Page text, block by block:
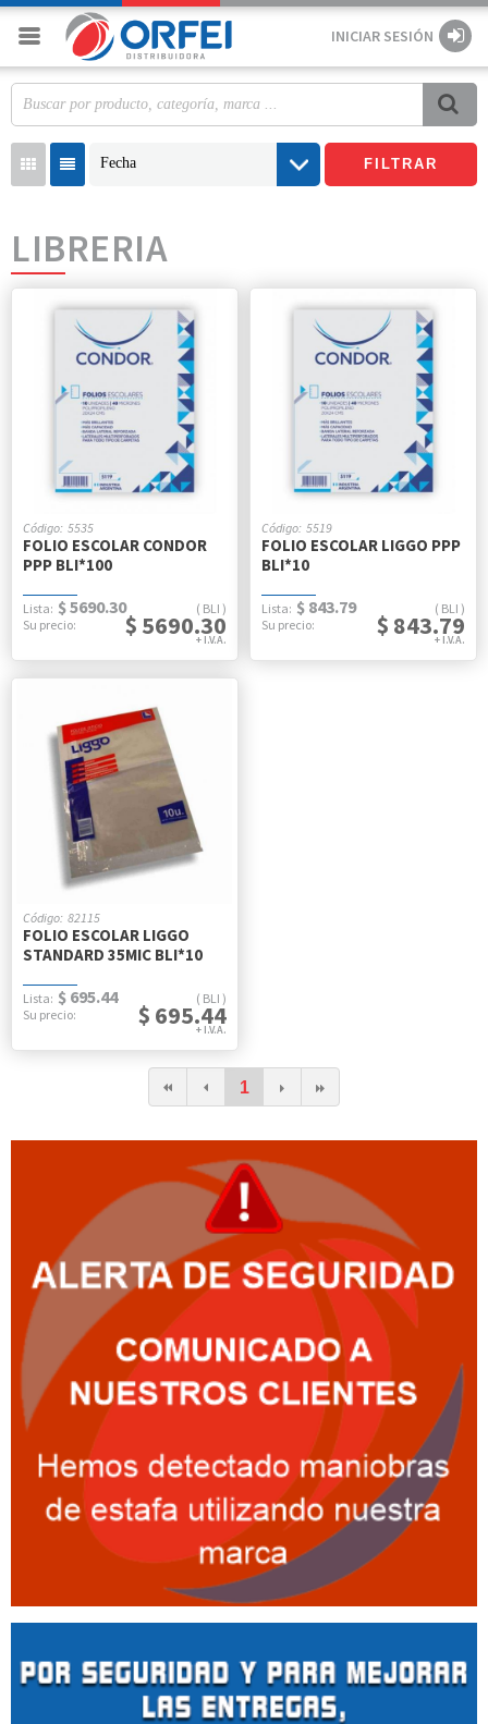
INICIAR SESIÓN
Fecha FILTRAR
LIBRERIA
5535
FOLIO ESCOLAR CONDOR
PPP BLI*100
BLI
$ 5690.30
$ 5690.30
5519
FOLIO ESCOLAR LIGGO PPP
BLI*10
BLI
$ 843.79
$ 843.79
82115
FOLIO ESCOLAR LIGGO
STANDARD 35MIC BLI*10
BLI
$ 695.44
$ 695.44
1